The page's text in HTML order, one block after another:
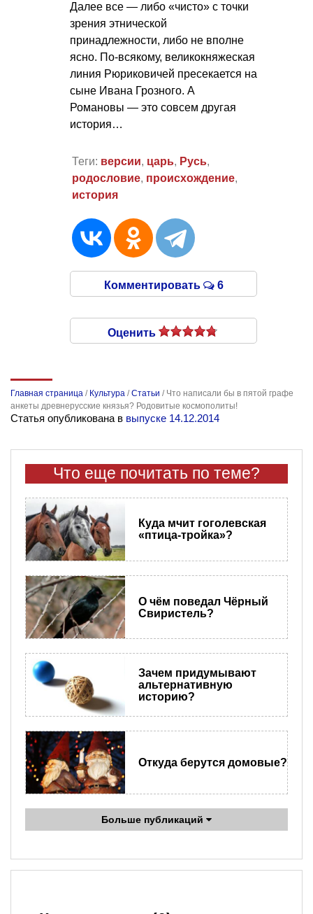
Далее все — либо «чисто» с точки
зрения этнической
принадлежности, либо не вполне
ясно. По-всякому, великокняжеская
линия Рюриковичей пресекается на
сыне Ивана Грозного. А
Романовы — это совсем другая
история…
Теги: версии, царь, Русь,
родословие, происхождение,
история
Комментировать 6
Оценить
Главная страница / Культура /Статьи / Что написали бы в пятой графе
анкеты древнерусские князья? Родовитые космополиты!
Статья опубликована в выпуске 14.12.2014
Что еще почитать по теме?
Куда мчит гоголевская
«птица-тройка»?
О чём поведал Чёрный
Свиристель?
Зачем придумывают
альтернативную
историю?
Откуда берутся домовые?
Больше публикаций